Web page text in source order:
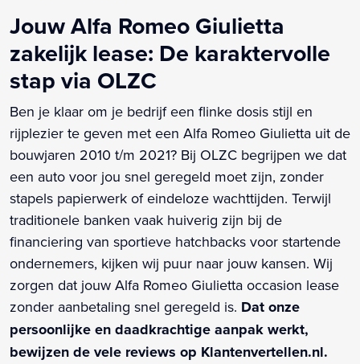
Jouw Alfa Romeo Giulietta
zakelijk lease: De karaktervolle
stap via OLZC
Ben je klaar om je bedrijf een flinke dosis stijl en
rijplezier te geven met een Alfa Romeo Giulietta uit de
bouwjaren 2010 t/m 2021? Bij OLZC begrijpen we dat
een auto voor jou snel geregeld moet zijn, zonder
stapels papierwerk of eindeloze wachttijden. Terwijl
traditionele banken vaak huiverig zijn bij de
financiering van sportieve hatchbacks voor startende
ondernemers, kijken wij puur naar jouw kansen. Wij
zorgen dat jouw Alfa Romeo Giulietta occasion lease
zonder aanbetaling snel geregeld is. Dat onze
persoonlijke en daadkrachtige aanpak werkt,
bewijzen de vele reviews op Klantenvertellen.nl.